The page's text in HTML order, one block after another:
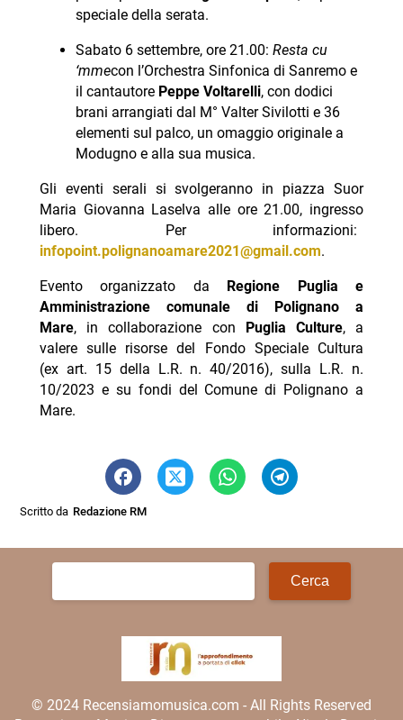
speciale della serata.
Sabato 6 settembre, ore 21.00: Resta cu
‘mmecon l’Orchestra Sinfonica di Sanremo e
il cantautore Peppe Voltarelli, con dodici
brani arrangiati dal M° Valter Sivilotti e 36
elementi sul palco, un omaggio originale a
Modugno e alla sua musica.
Gli eventi serali si svolgeranno in piazza Suor
Maria Giovanna Laselva alle ore 21.00, ingresso
libero. Per informazioni:
infopoint.polignanoamare2021@gmail.com.
Evento organizzato da
Regione Puglia e
Amministrazione comunale di Polignano a
Mare, in collaborazione con Puglia Culture, a
valere sulle risorse del Fondo Speciale Cultura
(ex art. 15 della L.R. n. 40/2016), sulla L.R. n.
10/2023 e su fondi del Comune di Polignano a
Mare.
Scritto da Redazione RM
© 2024 Recensiamomusica.com - All Rights Reserved